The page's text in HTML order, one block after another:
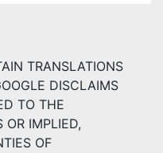
TRANSLATIONS
DISCLAIMS
TO THE
OR IMPLIED,
OF